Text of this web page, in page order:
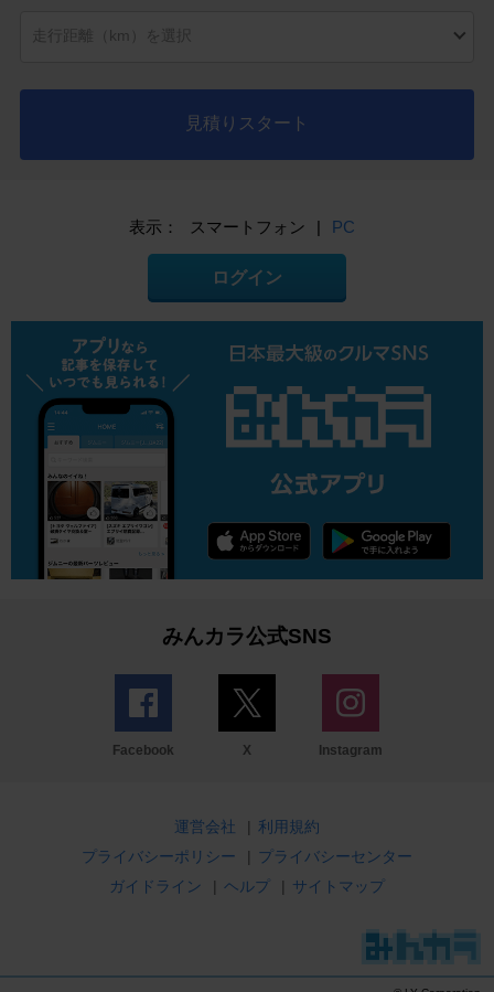
見積りスタート
表示： スマートフォン | PC
ログイン
みんカラ公式SNS
Facebook X Instagram
運営会社 | 利用規約
プライバシーポリシー
| プライバシーセンター
ガイドライン
| ヘルプ | サイトマップ